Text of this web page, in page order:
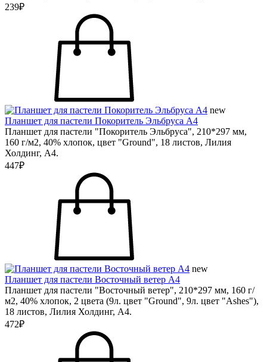
239₽
new
Планшет для пастели Покоритель Эльбруса А4
Планшет для пастели "Покоритель Эльбруса", 210*297 мм,
160 г/м2, 40% хлопок, цвет "Ground", 18 листов, Лилия
Холдинг, А4.
447₽
new
Планшет для пастели Восточный ветер А4
Планшет для пастели "Восточный ветер", 210*297 мм, 160 г/
м2, 40% хлопок, 2 цвета (9л. цвет "Ground", 9л. цвет "Ashes"),
18 листов, Лилия Холдинг, А4.
472₽